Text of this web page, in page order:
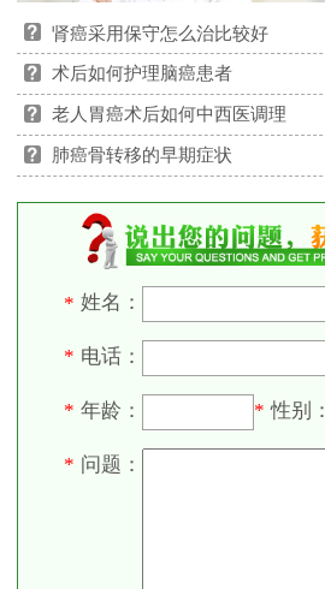
肾癌采用保守怎么治比较好
术后如何护理脑癌患者
老人胃癌术后如何中西医调理
肺癌骨转移的早期症状
* 姓名：
* 电话：
* 年龄： * 性别：
* 问题：